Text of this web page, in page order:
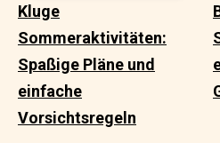
Kluge
Sommeraktivitäten:
Spaßige Pläne und
einfache
Vorsichtsregeln